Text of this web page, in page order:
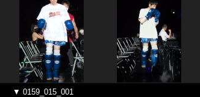
▼ 0159_015_001